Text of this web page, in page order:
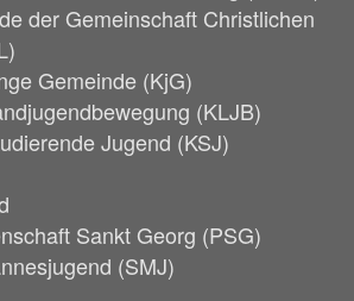
der Gemeinschaft Christlichen
Gemeinde (KjG)
(KLJB)
Jugend (KSJ)
Sankt Georg (PSG)
(SMJ)